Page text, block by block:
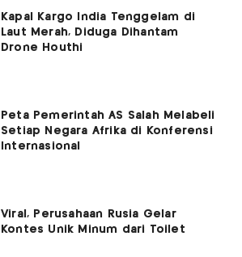
Kapal Kargo India Tenggelam di
Laut Merah, Diduga Dihantam
Drone Houthi
Peta Pemerintah AS Salah Melabeli
Setiap Negara Afrika di Konferensi
Internasional
Viral, Perusahaan Rusia Gelar
Kontes Unik Minum dari Toilet